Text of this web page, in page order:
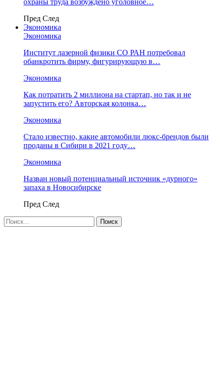
охраны труда возбуждено уголовное…
Пред След
Экономика
Экономика
Институт лазерной физики СО РАН потребовал
обанкротить фирму, фигурирующую в…
Экономика
Как потратить 2 миллиона на стартап, но так и не
запустить его? Авторская колонка…
Экономика
Стало известно, какие автомобили люкс-брендов были
проданы в Сибири в 2021 году…
Экономика
Назван новый потенциальный источник «дурного»
запаха в Новосибирске
Пред След